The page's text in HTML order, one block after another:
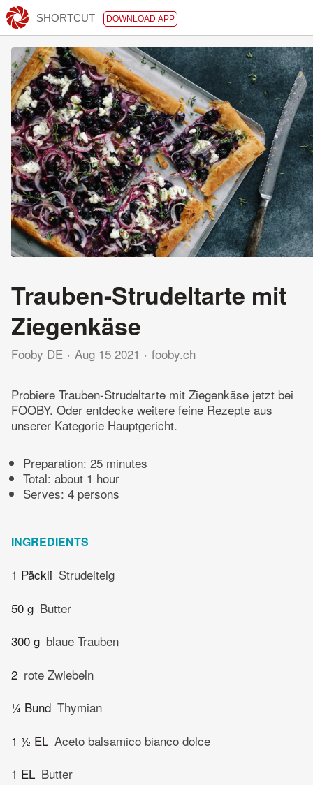
SHORTCUT DOWNLOAD APP
Trauben-Strudeltarte mit
Ziegenkäse
Fooby DE Aug 15 2021 fooby.ch
Probiere Trauben-Strudeltarte mit Ziegenkäse jetzt bei
FOOBY. Oder entdecke weitere feine Rezepte aus
unserer Kategorie Hauptgericht.
Preparation: 25 minutes
Total: about 1 hour
Serves: 4 persons
INGREDIENTS
1 Päckli Strudelteig
50 g Butter
300 g blaue Trauben
2 rote Zwiebeln
¼ Bund Thymian
1 ½ EL Aceto balsamico bianco dolce
1 EL Butter